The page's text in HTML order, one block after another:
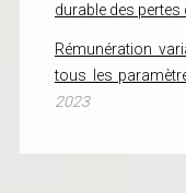
durable des pertes
Rémunération
tous les
2023